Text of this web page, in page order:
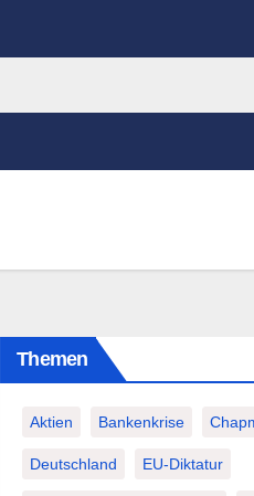
Themen
Aktien Bankenkrise
Deutschland EU-Diktatur